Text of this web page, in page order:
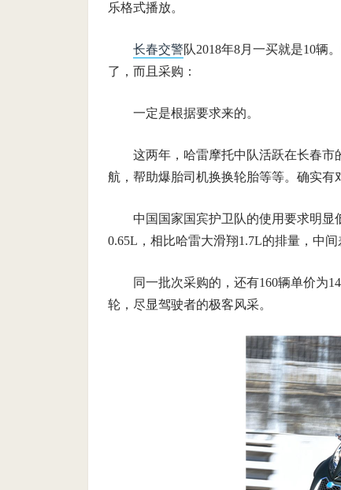
乐格式播放。
长春交警队2018年8月一买就是10辆
了，而且采购：
一定是根据要求来的。
这两年，哈雷摩托中队活跃在长春
航，帮助爆胎司机换换轮胎等等。确实有
中国国家国宾护卫队的使用要求明显
0.65L，相比哈雷大滑翔1.7L的排量，中间
同一批次采购的，还有160辆单价为
轮，尽显驾驶者的极客风采。